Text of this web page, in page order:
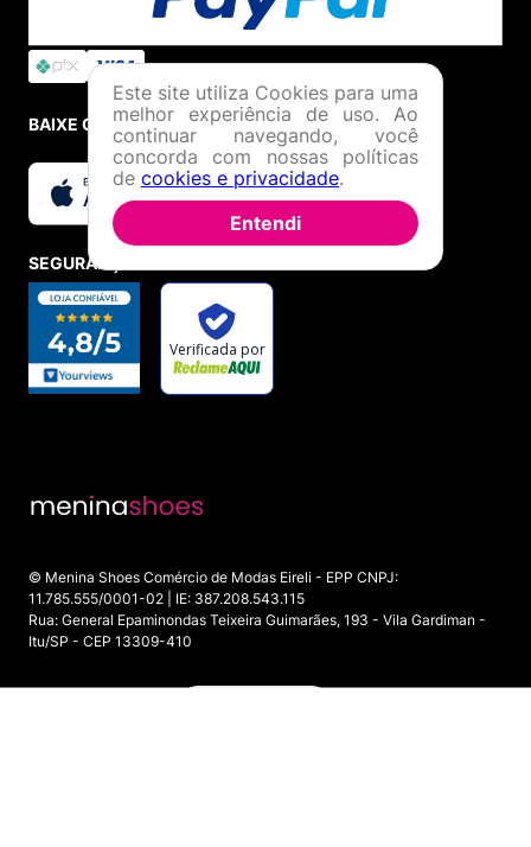
BAIXE O APP
SEGURANÇA E CREDIBILIDADE
© Menina Shoes Comércio de Modas Eireli - EPP CNPJ:
11.785.555/0001-02 | IE: 387.208.543.115
Rua: General Epaminondas Teixeira Guimarães, 193 - Vila Gardiman -
Itu/SP - CEP 13309-410
Este site utiliza Cookies para uma
melhor experiência de uso. Ao
continuar navegando, você
concorda com nossas políticas
de cookies e privacidade.
Entendi